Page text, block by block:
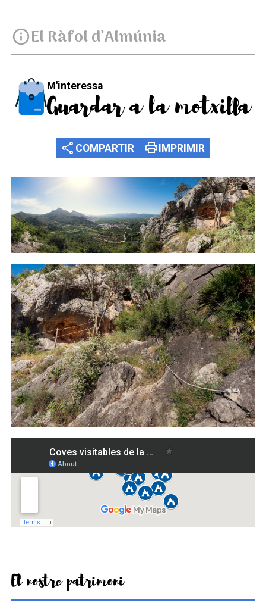
infoEl Ràfol d’Almúnia
M'interessa
Guardar a la motxilla
share COMPARTIR printIMPRIMIR
El nostre patrimoni